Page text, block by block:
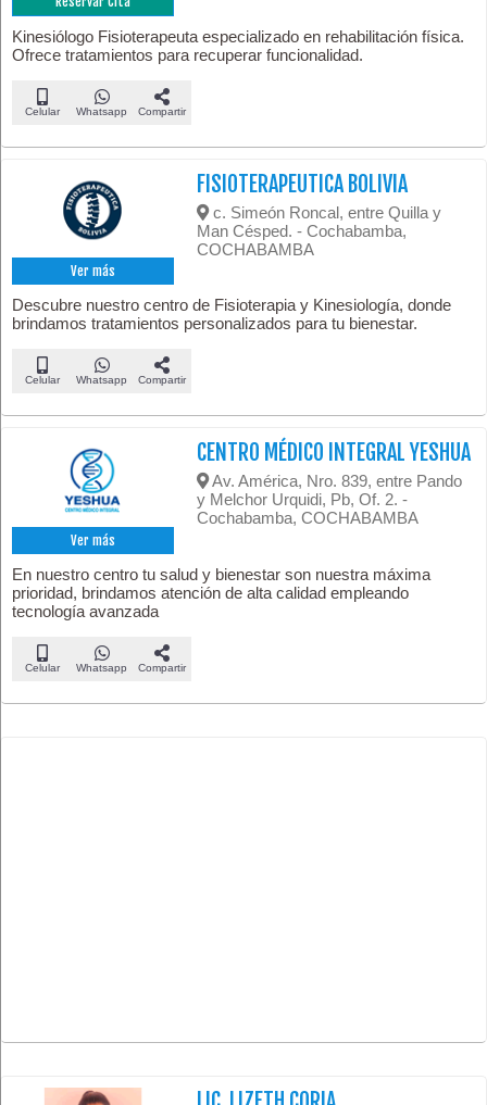
Kinesiólogo Fisioterapeuta especializado en rehabilitación física.
Ofrece tratamientos para recuperar funcionalidad.
Celular Whatsapp Compartir
Ver más
FISIOTERAPEUTICA BOLIVIA
c. Simeón Roncal, entre Quilla y
Man Césped. - Cochabamba,
COCHABAMBA
Descubre nuestro centro de Fisioterapia y Kinesiología, donde
brindamos tratamientos personalizados para tu bienestar.
Celular Whatsapp Compartir
Ver más
CENTRO MÉDICO INTEGRAL YESHUA
Av. América, Nro. 839, entre Pando
y Melchor Urquidi, Pb, Of. 2. -
Cochabamba, COCHABAMBA
En nuestro centro tu salud y bienestar son nuestra máxima
prioridad, brindamos atención de alta calidad empleando
tecnología avanzada
Celular Whatsapp Compartir